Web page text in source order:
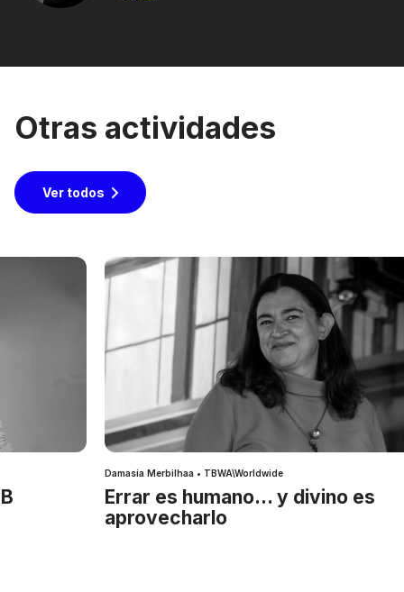
Otras actividades
Ver todos
Damasia Merbilhaa • TBWA\Worldwide
Errar es humano… y divino es
aprovecharlo